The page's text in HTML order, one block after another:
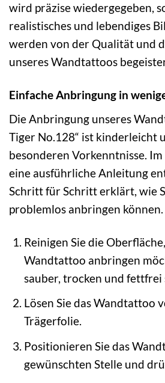
wird präzise wiedergegeben,
realistisches und lebendiges
werden von der Qualität und
unseres Wandtattoos
Einfache Anbringung in
Die Anbringung unseres
Tiger No.128“ ist kinderleicht
besonderen Vorkenntnisse.
eine ausführliche Anleitung
Schritt für Schritt erklärt, wie
problemlos anbringen können.
Reinigen Sie die
Wandtattoo anbringen
sauber, trocken und fettfrei
Lösen Sie das Wandtattoo
Trägerfolie.
Positionieren Sie das
gewünschten Stelle und